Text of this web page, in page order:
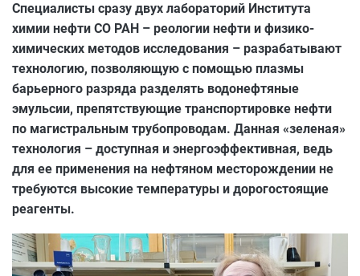
Специалисты сразу двух лабораторий Института
химии нефти СО РАН – реологии нефти и физико-
химических методов исследования – разрабатывают
технологию, позволяющую с помощью плазмы
барьерного разряда разделять водонефтяные
эмульсии, препятствующие транспортировке нефти
по магистральным трубопроводам. Данная «зеленая»
технология – доступная и энергоэффективная, ведь
для ее применения на нефтяном месторождении не
требуются высокие температуры и дорогостоящие
реагенты.